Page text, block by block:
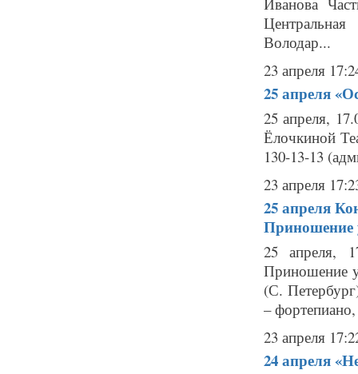
Володар...
23 апреля
25 апреля
25 апреля,
Ёлочкиной
130-13-13
23 апреля
25 апреля
Приношение
25 апреля,
Приношение
(С.
–
23 апреля
24 апреля